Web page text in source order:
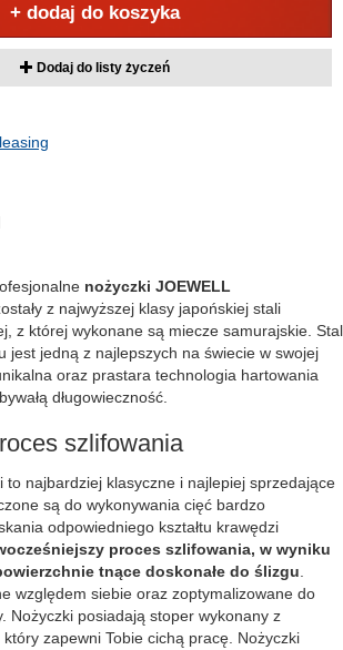
+ dodaj do koszyka
Dodaj do listy życzeń
nożyczki JOEWELL
z najwyższej klasy japońskiej stali
z której wykonane są miecze samurajskie. Stal
jest jedną z najlepszych na świecie w swojej
oraz prastara technologia hartowania
długowieczność.
szlifowania
to najbardziej klasyczne i najlepiej sprzedające
są do wykonywania cięć bardzo
odpowiedniego kształtu krawędzi
proces szlifowania, w wyniku
tnące doskonałe do ślizgu
względem siebie oraz zoptymalizowane do
Nożyczki posiadają stoper wykonany z
zapewni Tobie cichą pracę. Nożyczki